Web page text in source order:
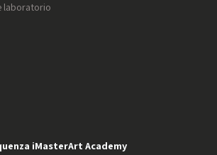
laboratorio
iMasterArt Academy